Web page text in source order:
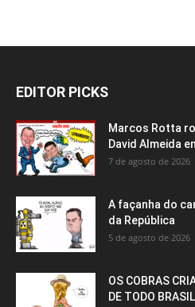
EDITOR PICKS
Marcos Rotta
David Almeida
7 de agosto de 2026
A façanha do
da República
5 de agosto de 2026
OS COBRAS
DE TODO